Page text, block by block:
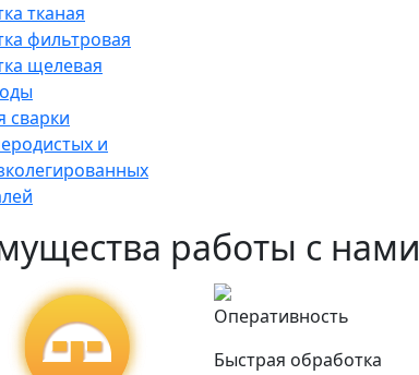
тканая
фильтровая
щелевая
сварки
и
работы с нами
Оперативность
Быстрая обработка